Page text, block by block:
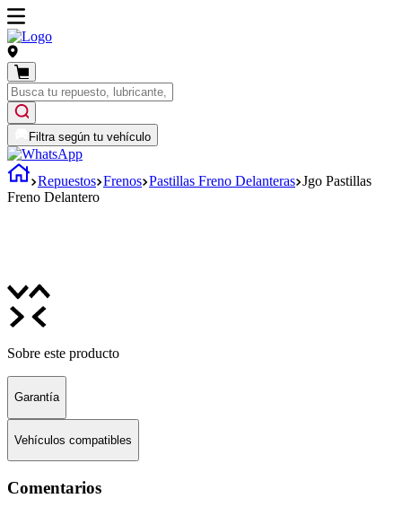
Filtra según tu vehículo
Repuestos Frenos Pastillas Freno Delanteras Jgo Pastillas
Freno Delantero
Sobre este producto
Garantía
Vehículos compatibles
Comentarios